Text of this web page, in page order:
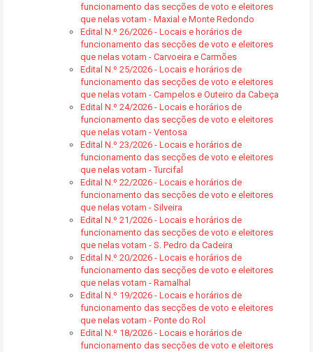
funcionamento das secções de voto e eleitores
que nelas votam - Maxial e Monte Redondo
Edital N.º 26/2026 - Locais e horários de
funcionamento das secções de voto e eleitores
que nelas votam - Carvoeira e Carmões
Edital N.º 25/2026 - Locais e horários de
funcionamento das secções de voto e eleitores
que nelas votam - Campelos e Outeiro da Cabeça
Edital N.º 24/2026 - Locais e horários de
funcionamento das secções de voto e eleitores
que nelas votam - Ventosa
Edital N.º 23/2026 - Locais e horários de
funcionamento das secções de voto e eleitores
que nelas votam - Turcifal
Edital N.º 22/2026 - Locais e horários de
funcionamento das secções de voto e eleitores
que nelas votam - Silveira
Edital N.º 21/2026 - Locais e horários de
funcionamento das secções de voto e eleitores
que nelas votam - S. Pedro da Cadeira
Edital N.º 20/2026 - Locais e horários de
funcionamento das secções de voto e eleitores
que nelas votam - Ramalhal
Edital N.º 19/2026 - Locais e horários de
funcionamento das secções de voto e eleitores
que nelas votam - Ponte do Rol
Edital N.º 18/2026 - Locais e horários de
funcionamento das secções de voto e eleitores